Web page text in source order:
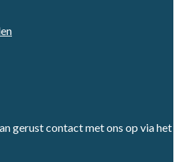
gerust contact met ons op via het